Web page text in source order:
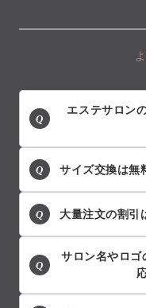
Q
エステサロン
Q サイズ交換は無
Q 大量注文の割引
Q
サロン名やロゴ